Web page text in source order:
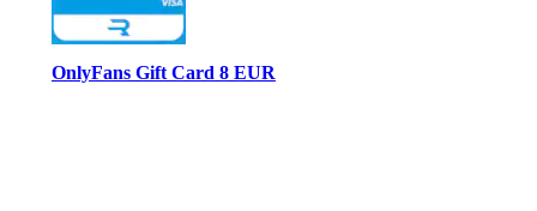
OnlyFans Gift Card 8 EUR